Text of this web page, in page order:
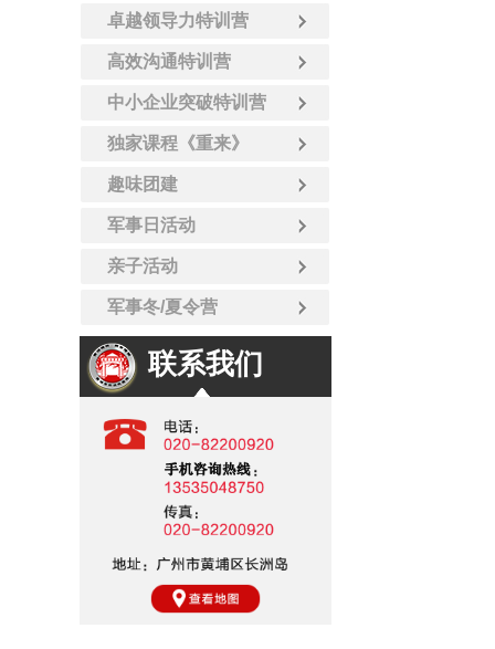
卓越领导力特训营
高效沟通特训营
中小企业突破特训营
独家课程《重来》
趣味团建
军事日活动
亲子活动
军事冬/夏令营
联系我们